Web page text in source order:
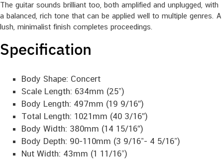
The guitar sounds brilliant too, both amplified and unplugged, with
a balanced, rich tone that can be applied well to multiple genres. A
lush, minimalist finish completes proceedings.
Specification
Body Shape: Concert
Scale Length: 634mm (25”)
Body Length: 497mm (19 9/16″)
Total Length: 1021mm (40 3/16″)
Body Width: 380mm (14 15/16″)
Body Depth: 90-110mm (3 9/16”- 4 5/16”)
Nut Width: 43mm (1 11/16”)